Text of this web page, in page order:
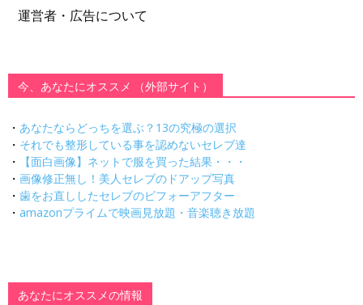
運営者・広告について
今、あなたにオススメ （外部サイト）
・ あなたならどっちを選ぶ？13の究極の選択
・ それでも整形している事を認めないセレブ達
・
【面白画像】ネットで服を買った結果・・・
・ 画像修正無し！美人セレブのドアップ写真
・ 歯をお直ししたセレブのビフォーアフター
・ amazonプライムで映画見放題・音楽聴き放題
あなたにオススメの情報